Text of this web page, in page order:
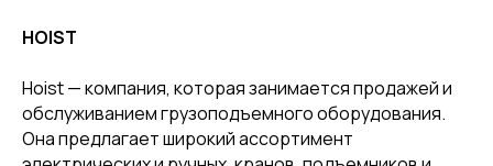
HOIST
Hoist — компания, которая занимается продажей и
обслуживанием грузоподъемного оборудования.
Она предлагает широкий ассортимент